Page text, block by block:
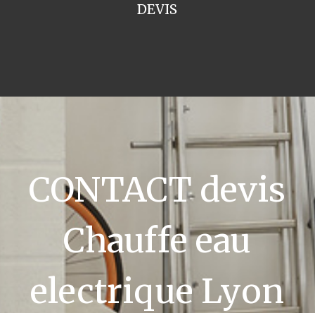
DEVIS
CONTACT devis
Chauffe eau
electrique Lyon